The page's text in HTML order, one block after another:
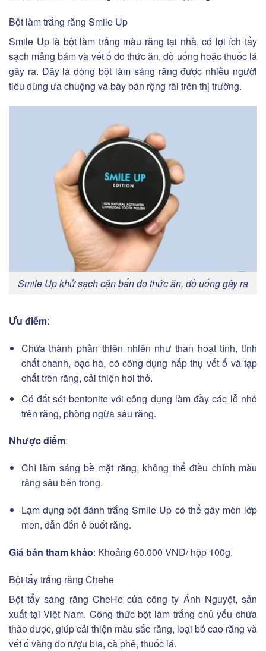
Bột làm trắng răng Smile Up
Smile Up là bột làm trắng màu răng tại nhà, có lợi ích tẩy
sạch mảng bám và vết ố do thức ăn, đồ uống hoặc thuốc lá
gây ra. Đây là dòng bột làm sáng răng được nhiều người
tiêu dùng ưa chuộng và bày bán rộng rãi trên thị trường.
Smile Up khử sạch cặn bẩn do thức ăn, đồ uống gây ra
Ưu điểm:
Chứa thành phần thiên nhiên như than hoạt tính, tinh
chất chanh, bạc hà, có công dụng hấp thụ vết ố và tạp
chất trên răng, cải thiện hơi thở.
Có đất sét bentonite với công dụng làm đầy các lỗ nhỏ
trên răng, phòng ngừa sâu răng.
Nhược điểm:
Chỉ làm sáng bề mặt răng, không thể điều chỉnh màu
răng sâu bên trong.
Lạm dụng bột đánh trắng Smile Up có thể gây mòn lớp
men, dẫn đến ê buốt răng.
Giá bán tham khảo: Khoảng 60.000 VNĐ/ hộp 100g.
Bột tẩy trắng răng Chehe
Bột tẩy sáng răng CheHe của công ty Ánh Nguyệt, sản
xuất tại Việt Nam. Công thức bột làm trắng chủ yếu chứa
thảo dược, giúp cải thiện màu sắc răng, loại bỏ cao răng và
vết ố vàng do rượu bia, cà phê, thuốc lá.